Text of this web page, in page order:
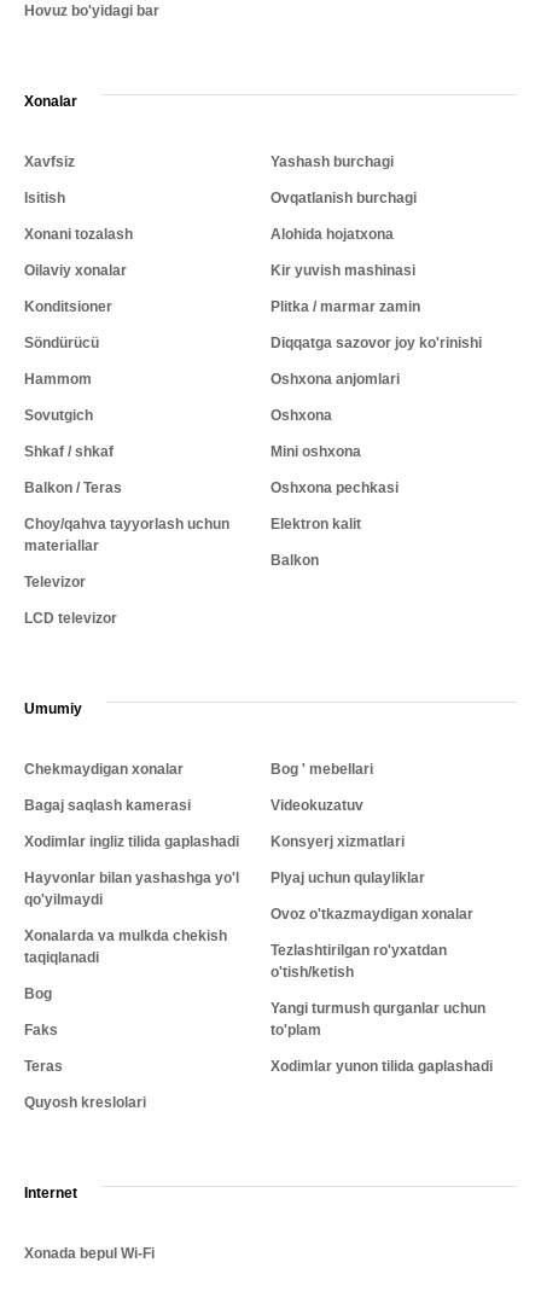
Hovuz bo'yidagi bar
Xonalar
Xavfsiz
Isitish
Xonani tozalash
Oilaviy xonalar
Konditsioner
Söndürücü
Hammom
Sovutgich
Shkaf / shkaf
Balkon / Teras
Choy/qahva tayyorlash uchun
materiallar
Televizor
LCD televizor
Yashash burchagi
Ovqatlanish burchagi
Alohida hojatxona
Kir yuvish mashinasi
Plitka / marmar zamin
Diqqatga sazovor joy ko'rinishi
Oshxona anjomlari
Oshxona
Mini oshxona
Oshxona pechkasi
Elektron kalit
Balkon
Umumiy
Chekmaydigan xonalar
Bagaj saqlash kamerasi
Xodimlar ingliz tilida gaplashadi
Hayvonlar bilan yashashga yo'l
qo'yilmaydi
Xonalarda va mulkda chekish
taqiqlanadi
Bog
Faks
Teras
Quyosh kreslolari
Bog ' mebellari
Videokuzatuv
Konsyerj xizmatlari
Plyaj uchun qulayliklar
Ovoz o'tkazmaydigan xonalar
Tezlashtirilgan ro'yxatdan
o'tish/ketish
Yangi turmush qurganlar uchun
to'plam
Xodimlar yunon tilida gaplashadi
Internet
Xonada bepul Wi-Fi